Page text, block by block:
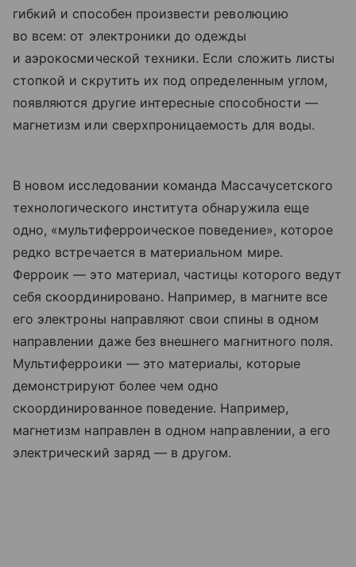
гибкий и способен произвести революцию
во всем: от электроники до одежды
и аэрокосмической техники. Если сложить листы
стопкой и скрутить их под определенным углом,
появляются другие интересные способности —
магнетизм или сверхпроницаемость для воды.
В новом исследовании команда Массачусетского
технологического института обнаружила еще
одно, «мультиферроическое поведение», которое
редко встречается в материальном мире.
Ферроик — это материал, частицы которого ведут
себя скоординировано. Например, в магните все
его электроны направляют свои спины в одном
направлении даже без внешнего магнитного поля.
Мультиферроики — это материалы, которые
демонстрируют более чем одно
скоординированное поведение. Например,
магнетизм направлен в одном направлении, а его
электрический заряд — в другом.